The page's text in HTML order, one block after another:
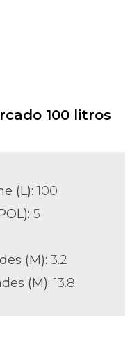
100 litros
(L): 100
: 5
(M): 3.2
(M): 13.8